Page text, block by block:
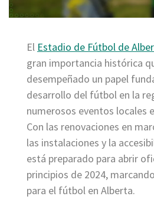
El Estadio de Fútbol de
gran importancia histórica
desempeñado un papel
desarrollo del fútbol en la
numerosos eventos locales
Con las renovaciones en
las instalaciones y la
está preparado para abrir
principios de 2024,
para el fútbol en Alberta.